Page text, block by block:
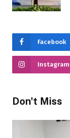
Facebook
Instagram
Don't Miss